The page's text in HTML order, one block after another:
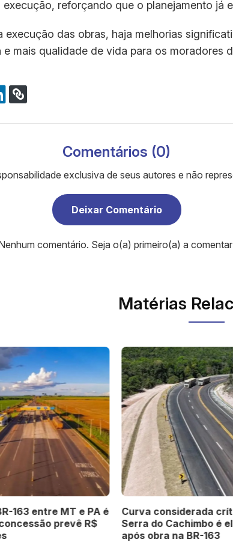
reforçando que o planejamento já
das obras, haja melhorias
mais qualidade de vida para os moradores
Comentários (0)
exclusiva de seus autores e não
Deixar Comentário
comentário. Seja o(a) primeiro(a) a
Matérias
PA é
R$
Curva considerada crítica da
Serra do Cachimbo é eliminada
após obra na BR-163